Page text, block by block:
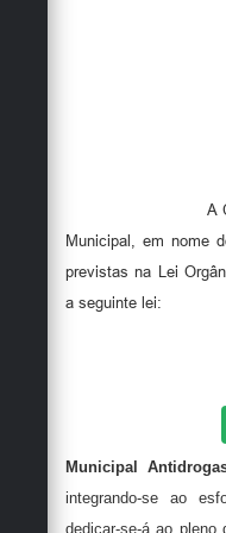
A
Municipal, em nome
previstas na Lei
a seguinte lei:
Municipal
integrando-se ao
dedicar-se-á ao pleno